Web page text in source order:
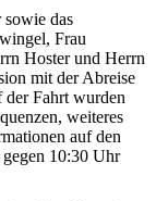
das
Frau
Hoster und Herrn
mit der Abreise
der Fahrt wurden
weiteres
auf den
10:30 Uhr